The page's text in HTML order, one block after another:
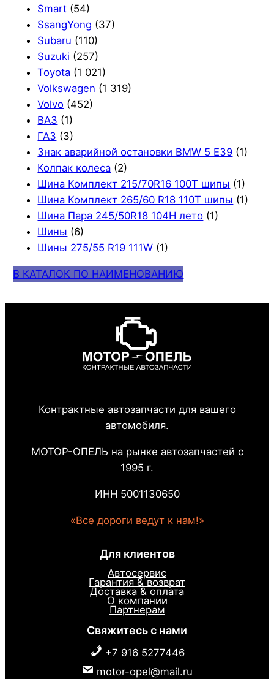
Smart (54)
SsangYong (37)
Subaru (110)
Suzuki (257)
Toyota (1 021)
Volkswagen (1 319)
Volvo (452)
ВАЗ (1)
ГАЗ (3)
Знак аварийной остановки BMW 5 E39 (1)
Колпак колеса (2)
Шина Комплект 215/70R16 100T шипы (1)
Шина Комплект 265/60 R18 110T шипы (1)
Шина Пара 245/50R18 104H лето (1)
Шины (6)
Шины 275/55 R19 111W (1)
В КАТАЛОК ПО НАИМЕНОВАНИЮ
Контрактные автозапчасти для вашего
автомобиля.
МОТОР-ОПЕЛЬ на рынке автозапчастей с
1995 г.
ИНН 5001130650
«Все дороги ведут к нам!»
Для клиентов
Автосервис
Гарантия & возврат
Доставка & оплата
О компании
Партнерам
Свяжитесь с нами
+7 916 5277446
motor-opel@mail.ru